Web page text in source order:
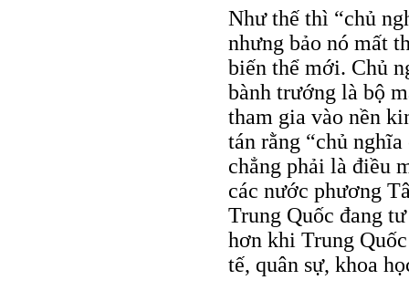
Như thế thì “chủ
nhưng bảo nó mất
biến thể mới. Chủ
bành trướng là bộ
tham gia vào nền
tán rằng “chủ
chẳng phải là điều
các nước phương
Trung Quốc đang
hơn khi Trung
tế, quân sự, khoa